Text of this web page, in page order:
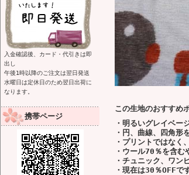
入金確認後、カード・代引きは即
出し
午後1時以降のご注文は翌日発送
水曜日は定休日のため翌日出荷に
なります。
携帯ページ
この生地のおすすめ
・明るいグレイベー
・円、曲線、四角形
・プリントではなく
・ウール70％を含む
・チュニック、ワン
・現在は30％OFFです